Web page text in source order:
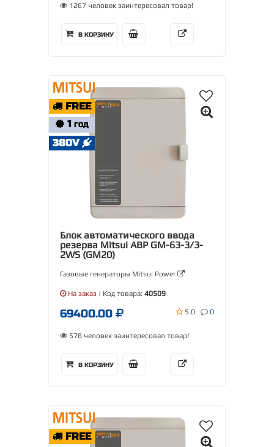
1267 человек заинтересовал товар!
В КОРЗИНУ
FREE
1 ГОД
380V
Блок автоматического ввода
резерва Mitsui АВР GM-63-3/3-
2WS (GM20)
Газовые генераторы Mitsui Power
На заказ | Код товара: 40509
69400.00 5.0 0
578 человек заинтересовал товар!
В КОРЗИНУ
FREE